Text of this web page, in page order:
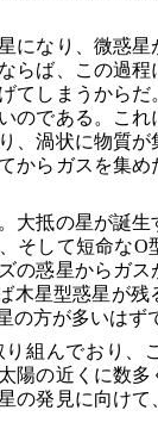
になり、微惑
らば、この過程
てしまうから
のである。こ
、渦状に物質
からガスを集め
大抵の星が誕生
そして短命なO
の惑星からガ
木星型惑星が残
方が多いはず
り組んでおり、
陽の近くに数
の発見に向けて